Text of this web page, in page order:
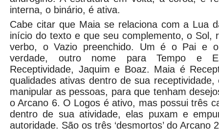
interna, o binário, é ativa.
Cabe citar que Maia se relaciona com a Lua
início do texto e que seu complemento, o Sol,
verbo, o Vazio preenchido. Um é o Pai e
verdade, outro nome para Tempo e
Receptividade, Jaquim e Boaz. Maia é
qualidades ativas dentro de sua
manipular as pessoas, para que tenham
o Arcano 6. O Logos é ativo, mas possui três
dentro de sua atividade, elas puxam e
autoridade. São os três ‘desmortos’ do Arcano